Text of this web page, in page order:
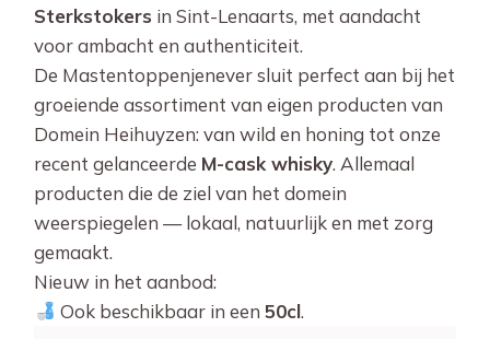
Sterkstokers in Sint-Lenaarts, met aandacht
voor ambacht en authenticiteit.
De Mastentoppenjenever sluit perfect aan bij het
groeiende assortiment van eigen producten van
Domein Heihuyzen: van wild en honing tot onze
recent gelanceerde M-cask whisky. Allemaal
producten die de ziel van het domein
weerspiegelen — lokaal, natuurlijk en met zorg
gemaakt.
Nieuw in het aanbod:
Ook beschikbaar in een 50cl.